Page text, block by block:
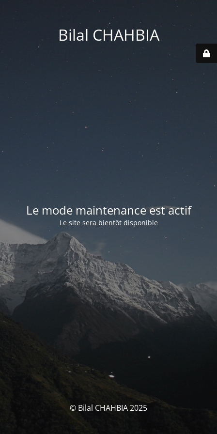
Bilal CHAHBIA
Le mode maintenance est actif
Le site sera bientôt disponible
© Bilal CHAHBIA 2025